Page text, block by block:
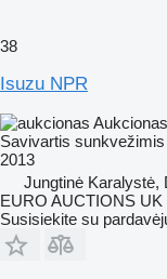
38
Isuzu NPR
Aukcionas
Savivartis sunkvežimis
2013
Jungtinė Karalystė,
EURO AUCTIONS UK
Susisiekite su